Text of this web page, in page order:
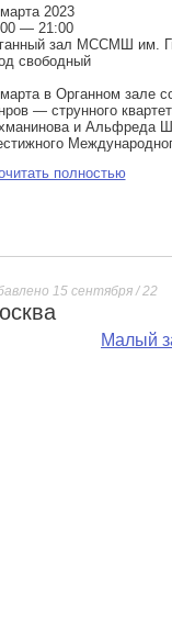
2023
— 21:00
зал МССМШ им.
свободный
в Органном зале
— струнного
и Альфреда
полностью
15 сентября / 22
Малый